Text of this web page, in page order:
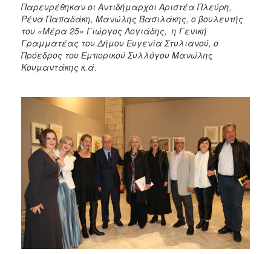
Παρευρέθηκαν οι Αντιδήμαρχοι Αριστέα Πλεύρη,
Ρένα Παπαδάκη, Μανώλης Βασιλάκης, ο βουλευτής
του «Μέρα 25» Γιώργος Λογιάδης, η Γενική
Γραμματέας του Δήμου Ευγενία Στυλιανού, ο
Πρόεδρος του Εμπορικού Συλλόγου Μανώλης
Κουμαντάκης κ.ά.